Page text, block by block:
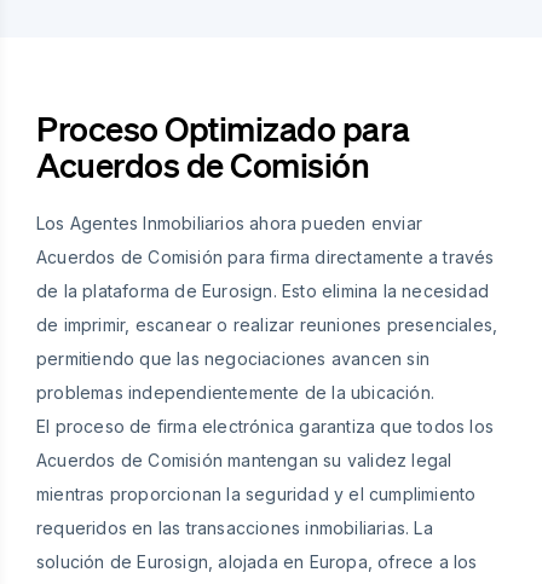
Proceso Optimizado para
Acuerdos de Comisión
Los Agentes Inmobiliarios ahora pueden enviar
Acuerdos de Comisión para firma directamente a través
de la plataforma de Eurosign. Esto elimina la necesidad
de imprimir, escanear o realizar reuniones presenciales,
permitiendo que las negociaciones avancen sin
problemas independientemente de la ubicación.
El proceso de firma electrónica garantiza que todos los
Acuerdos de Comisión mantengan su validez legal
mientras proporcionan la seguridad y el cumplimiento
requeridos en las transacciones inmobiliarias. La
solución de Eurosign, alojada en Europa, ofrece a los